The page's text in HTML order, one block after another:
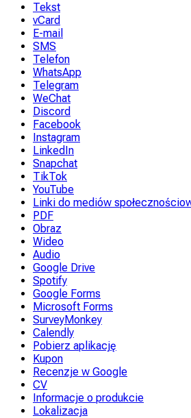
Tekst
vCard
E-mail
SMS
Telefon
WhatsApp
Telegram
WeChat
Discord
Facebook
Instagram
LinkedIn
Snapchat
TikTok
YouTube
Linki do mediów
PDF
Obraz
Wideo
Audio
Google Drive
Spotify
Google Forms
Microsoft Forms
SurveyMonkey
Calendly
Pobierz aplikację
Kupon
Recenzje w Google
CV
Informacje o produkcie
Lokalizacja